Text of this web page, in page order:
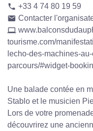
phone +33 4 74 80 19 59
email Contacter
computer
tourisme.com/
lecho-des-machines-
parcours/#widget-
Une balade contée en
Stablo et le musicien
Lors de votre
découvrirez une